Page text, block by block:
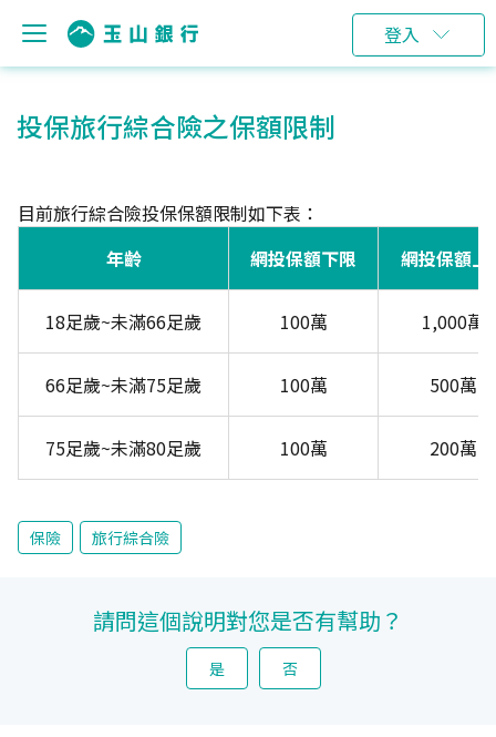
登入
投保旅行綜合險之保額限制
目前旅行綜合險投保保額限制如下表：
年齡
網投保額下限 網投保額上
18足歲~未滿66足歲 100萬 1,000萬
66足歲~未滿75足歲 100萬 500萬
75足歲~未滿80足歲 100萬 200萬
保險 旅行綜合險
請問這個說明對您是否有幫助？
是 否